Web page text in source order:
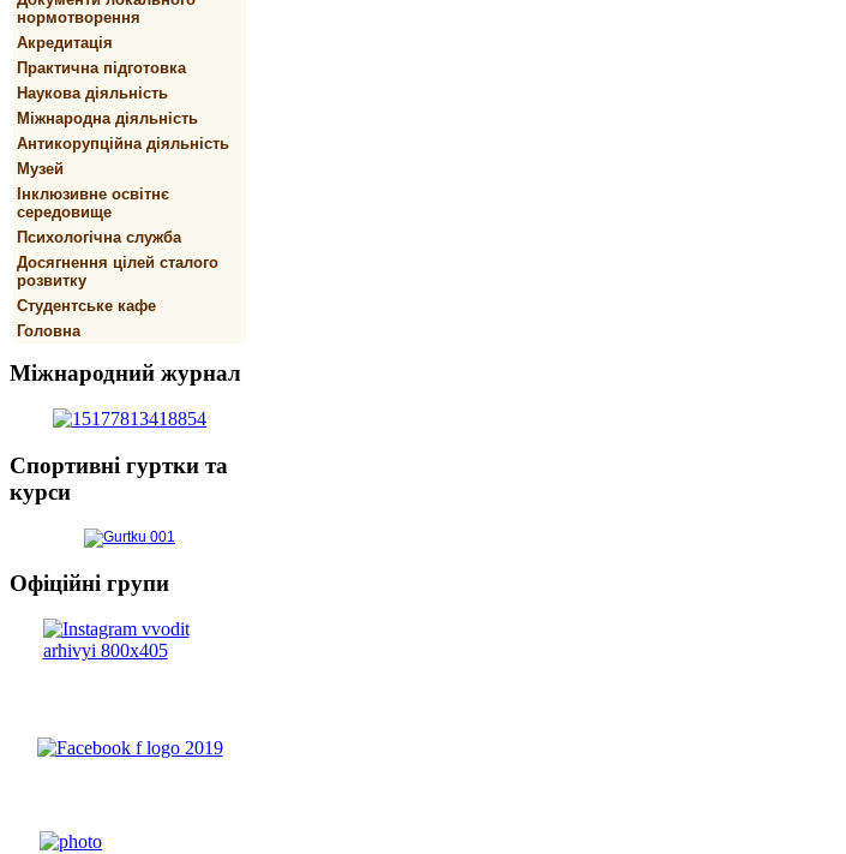
нормотворення
Акредитація
Практична підготовка
Наукова діяльність
Міжнародна діяльність
Антикорупційна діяльність
Музей
Інклюзивне освітнє
середовище
Психологічна служба
Досягнення цілей сталого
розвитку
Студентське кафе
Головна
Міжнародний журнал
Спортивнi гуртки та
курси
Офіційні групи